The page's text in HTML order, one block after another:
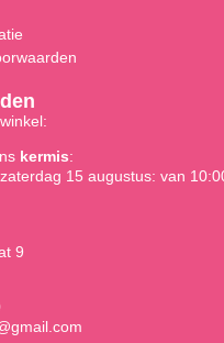
kermis:
15 augustus: van
9